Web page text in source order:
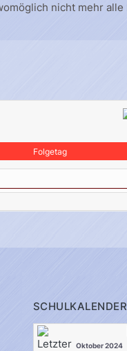
Folgetag
SCHULKALENDER
Oktober 2024
nicht mehr